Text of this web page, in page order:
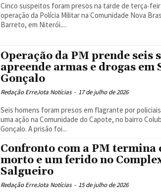
Cinco suspeitos foram presos na tarde de terça-
operação da Polícia Militar na Comunidade Nova
Barreto, em Niterói....
Operação da PM prende seis
apreende armas e drogas em
Gonçalo
Redação ErreJota Notícias - 17 de julho de 2026
Seis homens foram presos em flagrante por
uma ação na Comunidade do Capote, no bairro
Gonçalo. A prisão foi...
Confronto com a PM termina
morto e um ferido no
Salgueiro
Redação ErreJota Notícias - 15 de julho de 2026